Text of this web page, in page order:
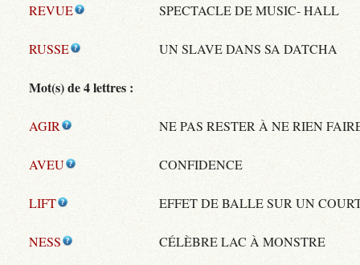
REVUE SPECTACLE DE MUSIC- HALL
RUSSE UN SLAVE DANS SA DATCHA
Mot(s) de 4 lettres :
AGIR NE PAS RESTER À NE RIEN
AVEU CONFIDENCE
LIFT EFFET DE BALLE SUR UN
NESS CÉLÈBRE LAC À MONSTRE